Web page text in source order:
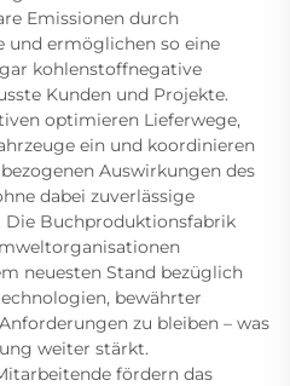
Emissionen durch
ermöglichen so eine
kohlenstoffnegative
Kunden und Projekte.
optimieren Lieferwege,
ein und koordinieren
Auswirkungen des
dabei zuverlässige
Die Buchproduktionsfabrik
neuesten Stand bezüglich
bewährter
zu bleiben – was
weiter stärkt.
fördern das